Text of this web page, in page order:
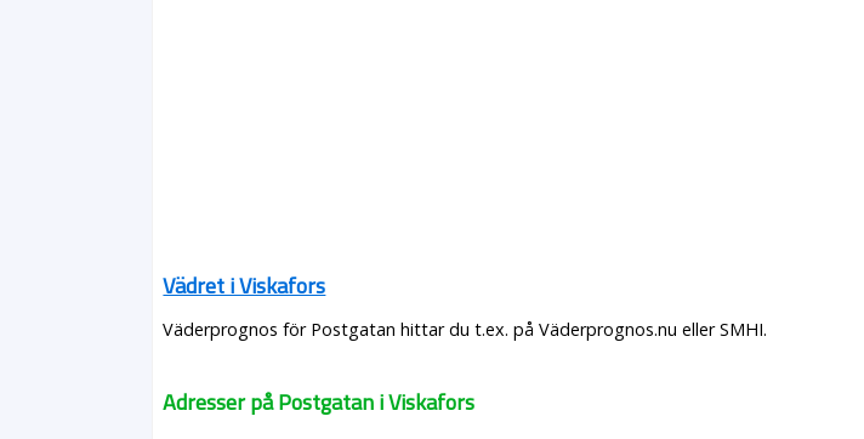
Vädret i Viskafors
Väderprognos för Postgatan hittar du t.ex. på Väderprognos.nu eller SMHI.
Adresser på Postgatan i Viskafors